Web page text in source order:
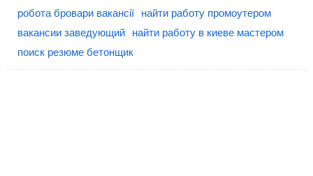
робота бровари вакансії
найти работу промоутером
вакансии заведующий
найти работу в киеве мастером
поиск резюме бетонщик